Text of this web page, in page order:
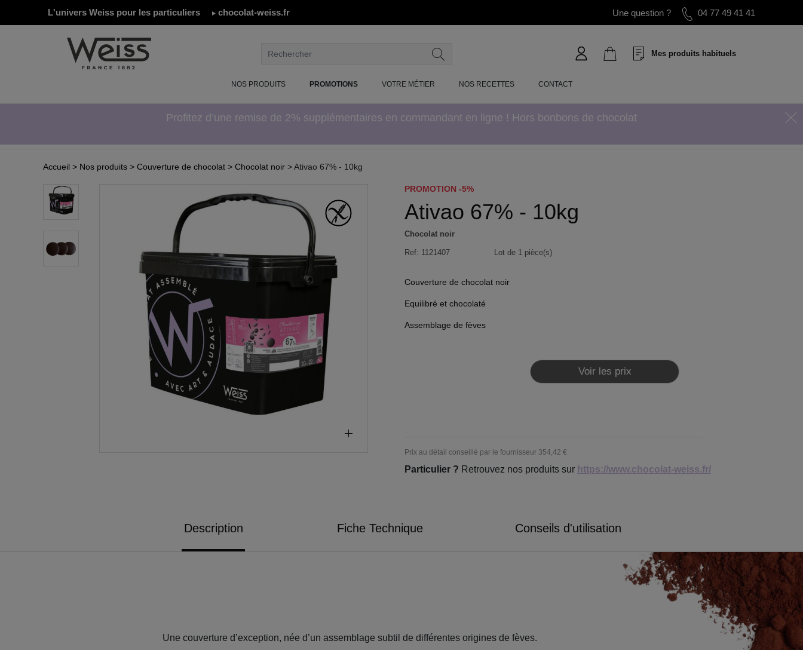
L'univers Weiss pour les particuliers chocolat-weiss.fr Une question ? 04 77 49 41 41
Mes produits habituels
NOS PRODUITS PROMOTIONS VOTRE MÉTIER NOS RECETTES CONTACT
Profitez d’une remise de 2% supplémentaires en commandant en ligne ! Hors bonbons de chocolat
Accueil > Nos produits > Couverture de chocolat > Chocolat noir > Ativao 67% - 10kg
PROMOTION -5%
Ativao 67% - 10kg
Chocolat noir
Ref: 1121407 Lot de 1 pièce(s)
Couverture de chocolat noir
Equilibré et chocolaté
Assemblage de fèves
Voir les prix
Prix au détail conseillé par le fournisseur 354,42 €
Particulier ? Retrouvez nos produits sur https://www.chocolat-weiss.fr/
Description Fiche Technique Conseils d'utilisation
Une couverture d’exception, née d’un assemblage subtil de différentes origines de fèves.